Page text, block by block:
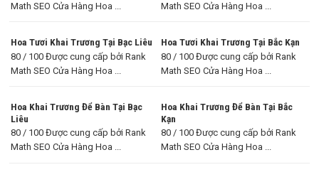
Math SEO Cửa Hàng Hoa ...
Math SEO Cửa Hàng Hoa ...
Hoa Tươi Khai Trương Tại Bạc Liêu
80 / 100 Được cung cấp bởi Rank
Math SEO Cửa Hàng Hoa ...
Hoa Tươi Khai Trương Tại Bắc Kạn
80 / 100 Được cung cấp bởi Rank
Math SEO Cửa Hàng Hoa ...
Hoa Khai Trương Để Bàn Tại Bạc
Liêu
80 / 100 Được cung cấp bởi Rank
Math SEO Cửa Hàng Hoa ...
Hoa Khai Trương Để Bàn Tại Bắc
Kạn
80 / 100 Được cung cấp bởi Rank
Math SEO Cửa Hàng Hoa ...